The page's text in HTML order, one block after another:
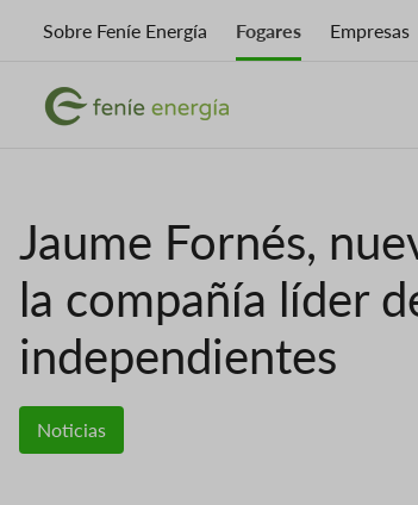
principal
Sobre Feníe Energía Fogares Empresas
ImaxeImaxe
Jaume Fornés,
la compañía líder
independientes
Noticias